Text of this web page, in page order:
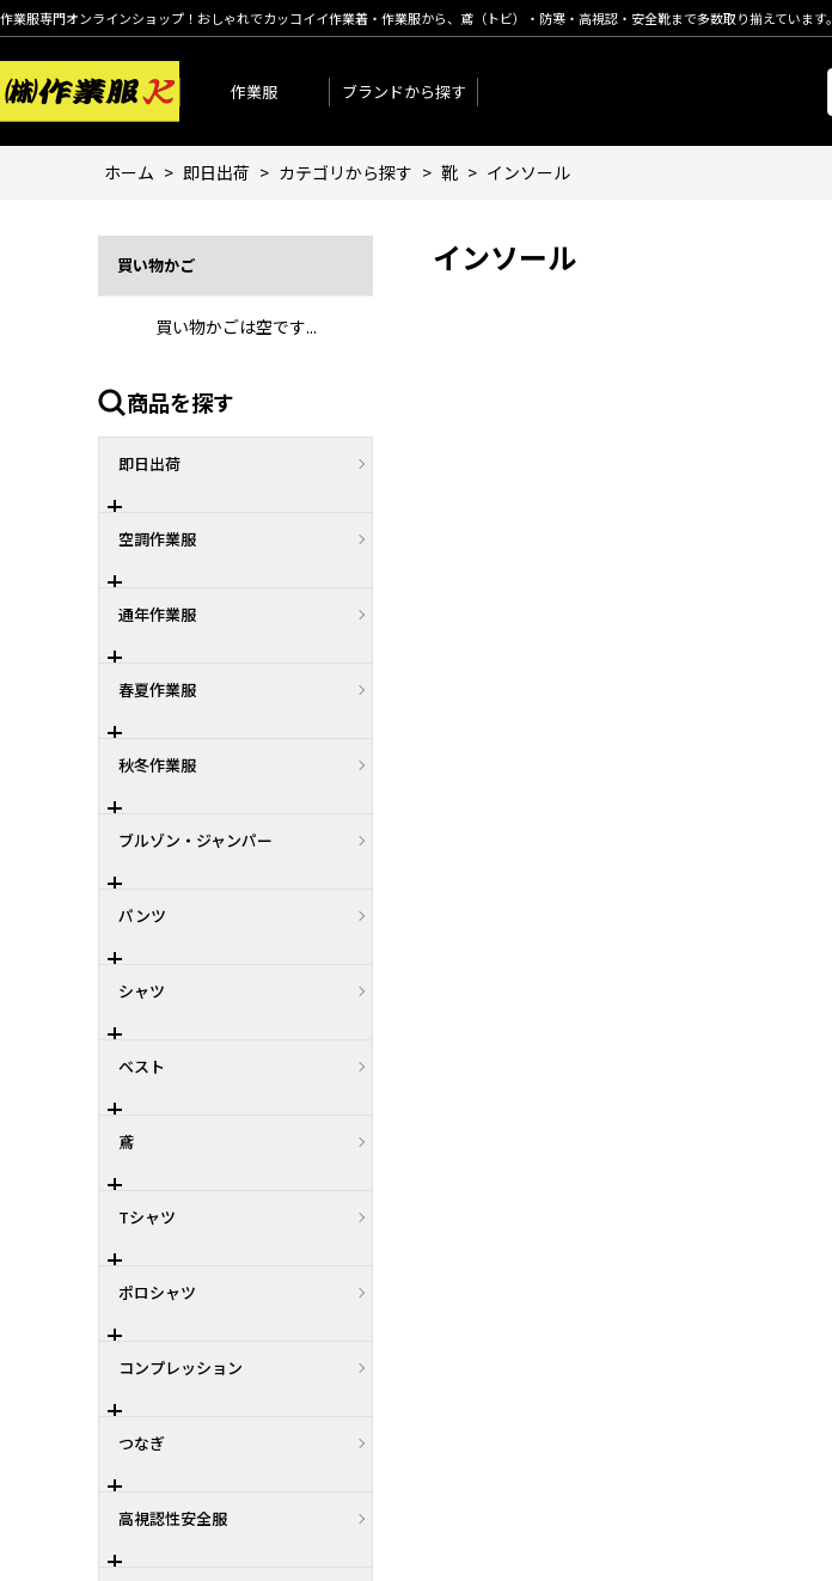
作業服専門オンラインショップ！おしゃれでカッコイイ作業着・作業服から、鳶（トビ）・防寒・高視認・安全靴まで多数取り揃えています。
作業服 ブランドから探す
ホーム > 即日出荷 > カテゴリから探す > 靴 > インソール
買い物かご
買い物かごは空です...
商品を探す
即日出荷
空調作業服
通年作業服
春夏作業服
秋冬作業服
ブルゾン・ジャンパー
パンツ
シャツ
ベスト
鳶
Tシャツ
ポロシャツ
コンプレッション
つなぎ
高視認性安全服
インソール